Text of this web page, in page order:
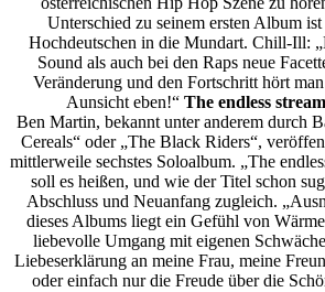
Unterschied zu seinem ersten Album
Hochdeutschen in die Mundart. Chill-Ill:
Sound als auch bei den Raps neue
Veränderung und den Fortschritt hört
Aunsicht eben!“ The endless
Ben Martin, bekannt unter anderem durch
Cereals“ oder „The Black Riders“,
mittlerweile sechstes Soloalbum. „The
soll es heißen, und wie der Titel schon
Abschluss und Neuanfang zugleich.
dieses Albums liegt ein Gefühl von
liebevolle Umgang mit eigenen
Liebeserklärung an meine Frau, meine
oder einfach nur die Freude über die